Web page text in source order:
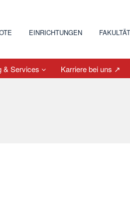
EINRICHTUNGEN
& Services Karriere bei uns ↗